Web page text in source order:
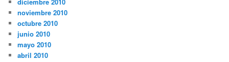
noviembre 2010
octubre 2010
junio 2010
mayo 2010
abril 2010